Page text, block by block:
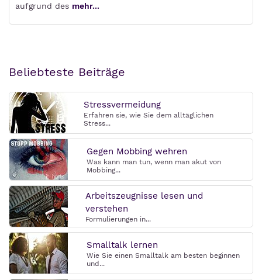
aufgrund des mehr...
Beliebteste Beiträge
Stressvermeidung
Erfahren sie, wie Sie dem alltäglichen
Stress...
Gegen Mobbing wehren
Was kann man tun, wenn man akut von
Mobbing...
Arbeitszeugnisse lesen und
verstehen
Formulierungen in...
Smalltalk lernen
Wie Sie einen Smalltalk am besten beginnen
und...